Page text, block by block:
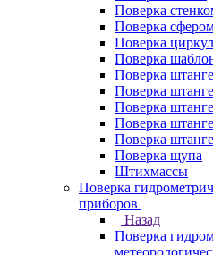
Поверка
Поверка
Поверка
Поверка
Поверка
Поверка
Поверка
Поверка
Поверка
Поверка щупа
Штихмассы
Поверка
приборов
Назад
Поверка